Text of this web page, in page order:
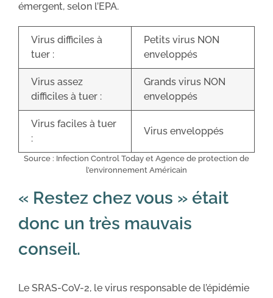
émergent, selon l’EPA.
Virus difficiles à
tuer :
Petits virus NON
enveloppés
Virus assez
difficiles à tuer :
Grands virus NON
enveloppés
Virus faciles à tuer
:
Virus enveloppés
Source : Infection Control Today et Agence de protection de
l’environnement Américain
« Restez chez vous » était
donc un très mauvais
conseil.
Le SRAS-CoV-2, le virus responsable de l’épidémie